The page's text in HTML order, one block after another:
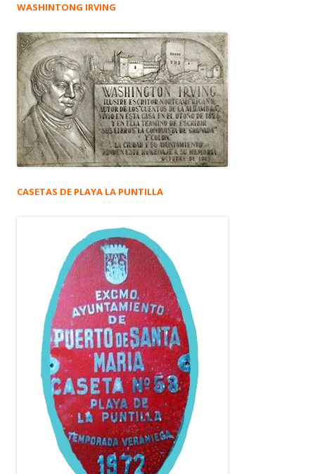
WASHINTONG IRVING
CASETAS DE PLAYA LA PUNTILLA